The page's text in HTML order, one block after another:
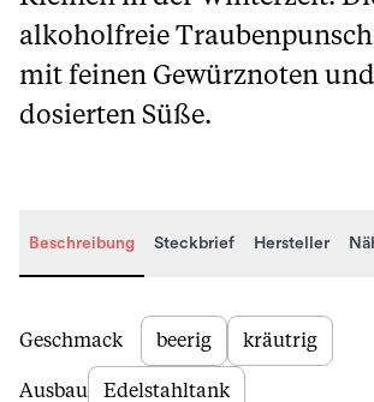
alkoholfreie
mit feinen Gewürznoten
dosierten Süße.
Beschreibung Steckbrief Hersteller
Beschreibung
Geschmack beerig kräutrig
Ausbau Edelstahltank